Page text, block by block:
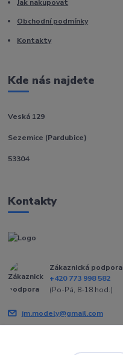
Jak nakupovat
Obchodní podmínky
Kontakty
Kde nás najdete
Veská 129
Sezemice (Pardubice)
53304
Kontakty
Zákaznická podpora
+420 773 998 582
(Po-Pá, 8-18 hod.)
jm.modely@gmail.com